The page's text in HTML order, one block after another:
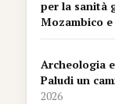
per la sanità
Mozambico e
Archeologia
Paludi un
2026